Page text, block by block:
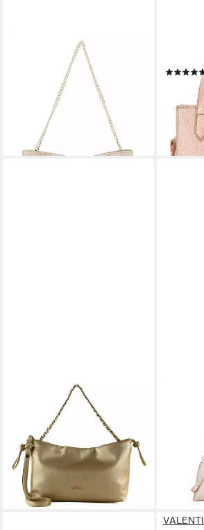
Schultertasche ECS Hobo Bag
UVP129,00 €
lieferbar - in 2-3 Werktagen bei dir
64,05 €
-39%
lieferbar
Schultertasche Crossbody
139,00 €
lieferbar - in 2-3 Werktagen bei dir
(1-tlg),
ab
lieferbar